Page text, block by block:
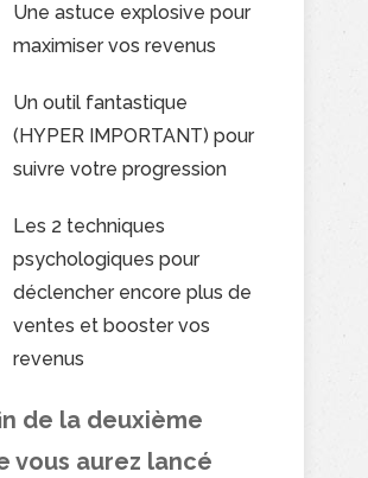
Une astuce explosive pour
maximiser vos revenus
Un outil fantastique
(HYPER IMPORTANT) pour
suivre votre progression
Les 2 techniques
psychologiques pour
déclencher encore plus de
ventes et booster vos
revenus
de la deuxième
vous aurez lancé